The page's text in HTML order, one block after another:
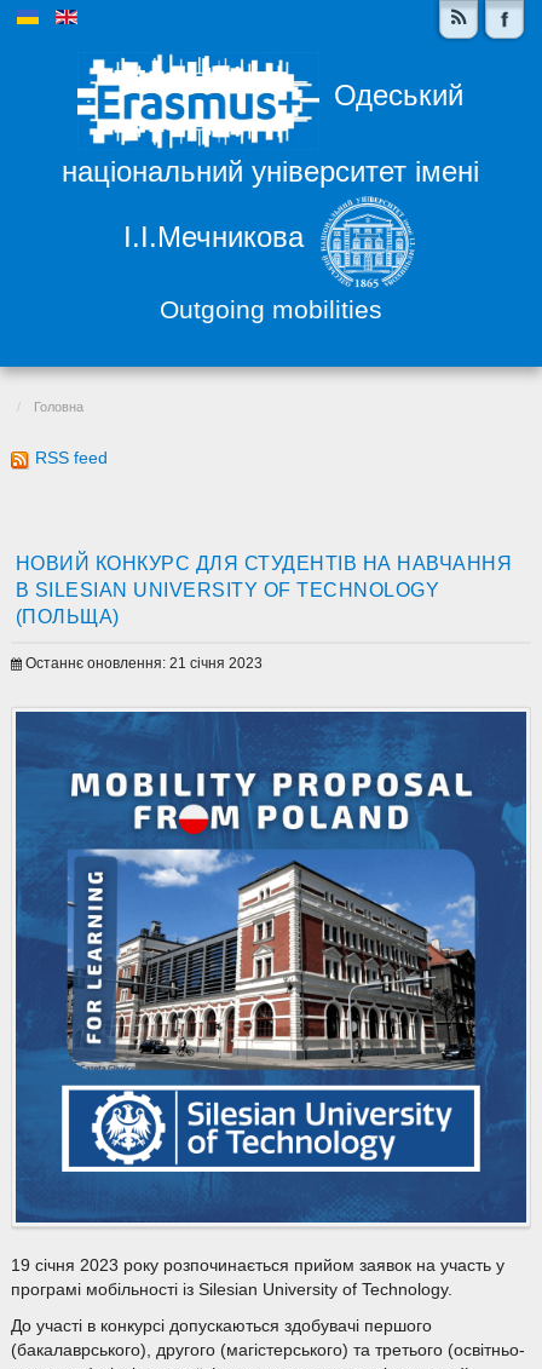
Одеський
національний університет імені
І.І.Мечникова
Outgoing mobilities
Головна
RSS feed
НОВИЙ КОНКУРС ДЛЯ СТУДЕНТІВ НА НАВЧАННЯ
В SILESIAN UNIVERSITY OF TECHNOLOGY
(ПОЛЬЩА)
Останнє оновлення: 21 січня 2023
19 січня 2023 року розпочинається прийом заявок на участь у
програмі мобільності із Silesian University of Technology.
До участі в конкурсі допускаються здобувачі першого
(бакалаврського), другого (магістерського) та третього (освітньо-